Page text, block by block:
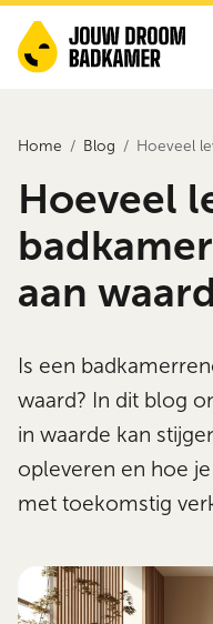
Home Blog Hoeveel
Hoeveel
aan
Is een
waard? In dit blog
in waarde kan
opleveren en hoe
met toekomstig